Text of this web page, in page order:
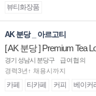
뷰티화장품
AK 분당 _ 아르고티
[ AK 분당 ] Premium Tea
경기 성남시 분당구
급여협의
경력3년↑ 채용시까지
카페 티카페 커피 베이커